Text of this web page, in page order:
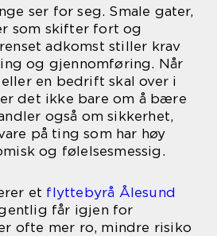
ser for seg. Smale gater,
som skifter fort og
adkomst stiller krav
og gjennomføring. Når
en bedrift skal over i
det ikke bare om å bære
også om sikkerhet,
på ting som har høy
og følelsesmessig.
et flyttebyrå Ålesund
får igjen for
ofte mer ro, mindre risiko